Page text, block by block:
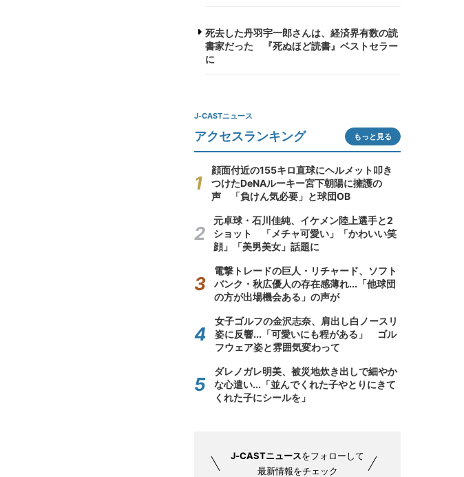
死去した丹羽宇一郎さんは、経済界有数の読
書家だった 『死ぬほど読書』ベストセラー
に
J-CASTニュース
アクセスランキング もっと見る
顔面付近の155キロ直球にヘルメット叩き
つけたDeNAルーキー宮下朝陽に擁護の
声 「負けん気必要」と球団OB
元卓球・石川佳純、イケメン陸上選手と2
ショット 「メチャ可愛い」「かわいい笑
顔」「美男美女」話題に
電撃トレードの巨人・リチャード、ソフト
バンク・秋広優人の存在感薄れ...「他球団
の方が出場機会ある」の声が
女子ゴルフの金沢志奈、肩出し白ノースリ
姿に反響...「可愛いにも程がある」 ゴル
フウェア姿と雰囲気変わって
ダレノガレ明美、被災地炊き出しで細やか
な心遣い...「並んでくれた子やとりにきて
くれた子にシールを」
J-CASTニュースをフォローして
最新情報をチェック